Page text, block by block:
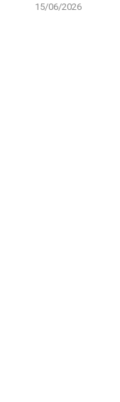
15/06/2026